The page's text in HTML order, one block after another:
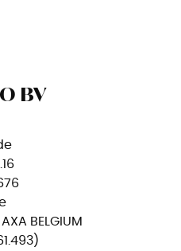
BV
BELGIUM